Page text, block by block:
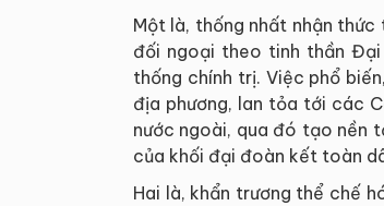
Một là, thống nhất nhận
đối ngoại theo tinh thần Đại
thống chính trị. Việc phổ
địa phương, lan tỏa tới các
nước ngoài, qua đó tạo nền
của khối đại đoàn kết toàn
Hai là, khẩn trương thể chế